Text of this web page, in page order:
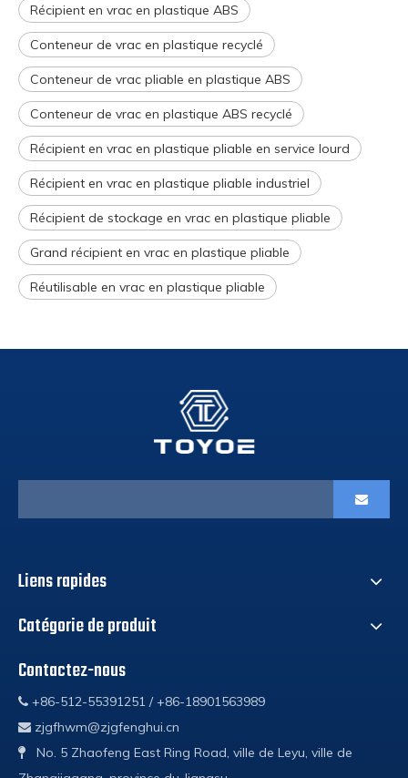
Récipient en vrac en plastique ABS
Conteneur de vrac en plastique recyclé
Conteneur de vrac pliable en plastique ABS
Conteneur de vrac en plastique ABS recyclé
Récipient en vrac en plastique pliable en service lourd
Récipient en vrac en plastique pliable industriel
Récipient de stockage en vrac en plastique pliable
Grand récipient en vrac en plastique pliable
Réutilisable en vrac en plastique pliable
Liens rapides
Catégorie de produit
Contactez-nous
 +86-512-55391251 / +86-18901563989
 zjgfhwm@zjgfenghui.cn

No. 5 Zhaofeng East Ring Road, ville de Leyu, ville de